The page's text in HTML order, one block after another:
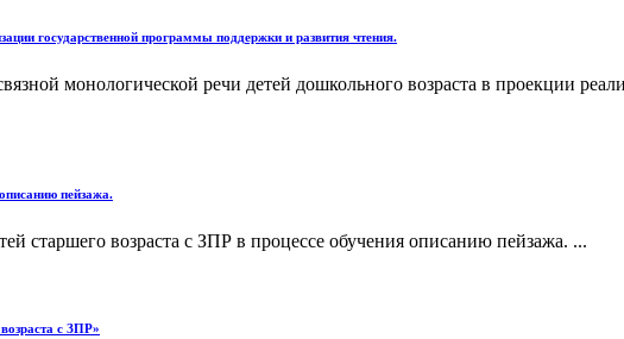
государственной программы поддержки и развития чтения.
монологической речи детей дошкольного возраста в проекции
пейзажа.
старшего возраста с ЗПР в процессе обучения описанию пейзажа. ...
с ЗПР»